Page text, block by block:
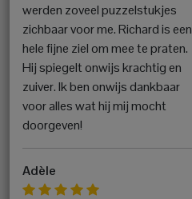
werden zoveel puzzelstukjes
zichbaar voor me. Richard is een
hele fijne ziel om mee te praten.
Hij spiegelt onwijs krachtig en
zuiver. Ik ben onwijs dankbaar
voor alles wat hij mij mocht
doorgeven!
Adèle